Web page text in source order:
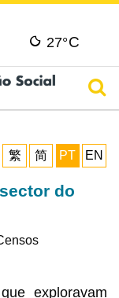
27°C
繁
简 PT EN
do
exploravam